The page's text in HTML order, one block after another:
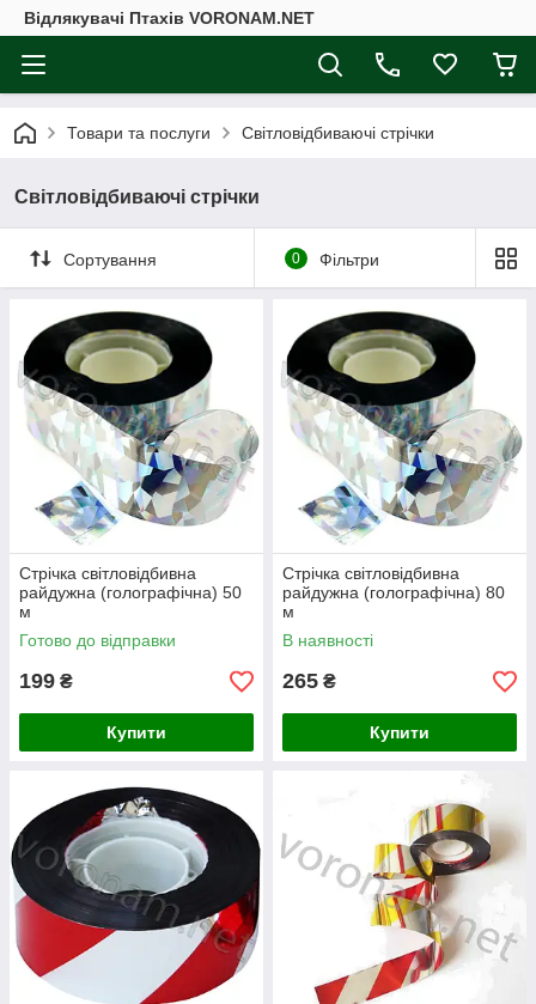
Відлякувачі Птахів VORONAM.NET
Товари та послуги Світловідбиваючі стрічки
Світловідбиваючі стрічки
Сортування 0 Фільтри
Стрічка світловідбивна
райдужна (голографічна) 50
м
Готово до відправки
199 ₴
Купити
Стрічка світловідбивна
райдужна (голографічна) 80
м
В наявності
265 ₴
Купити